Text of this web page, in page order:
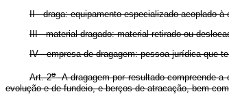
II - draga: equipamento especializado acoplado
III - material dragado: material retirado ou
IV - empresa de dragagem: pessoa jurídica que
Art. 2oA dragagem por resultado compreende a
evolução e de fundeio, e berços de atracação, bem